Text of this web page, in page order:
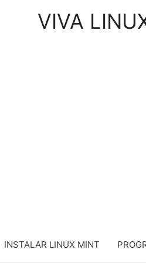
VIVA
INSTALAR LINUX MINT